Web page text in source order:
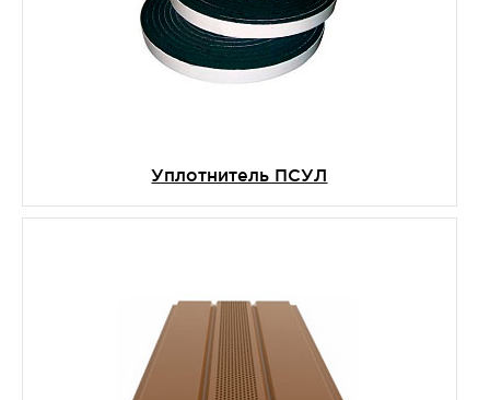
Уплотнитель ПСУЛ